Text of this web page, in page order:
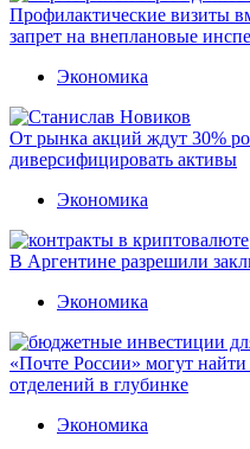
Профилактические визиты
запрет на внеплановые
Экономика
От рынка акций ждут 30%
диверсифицировать активы
Экономика
В Аргентине разрешили
Экономика
«Почте России» могут найти
отделений в глубинке
Экономика